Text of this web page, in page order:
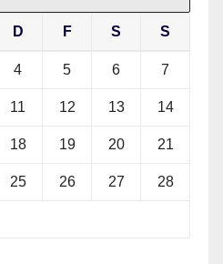
D F S S
4 5 6 7
11 12 13 14
18 19 20 21
25 26 27 28